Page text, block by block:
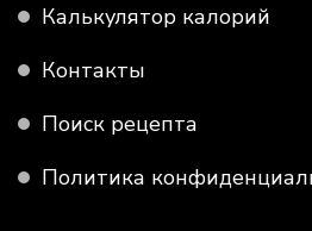
Калькулятор калорий
Контакты
Поиск рецепта
Политика